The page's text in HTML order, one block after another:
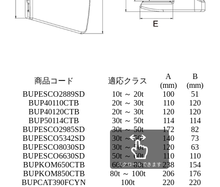
商品コード 適応クラス
A
(mm)
B
(mm)
BUPESCO2889SD
10t ～ 20t 100 51
BUP40110CTB
20t ～ 30t 110 120
BUP40120CTB
20t ～ 30t 120 120
BUP50114CTB
30t ～ 50t 114 114
BUPESCO2985SD
30t ～ 50t 172 82
BUPESCO5342SD
30t ～ 50t 140 73
BUPESCO8030SD
30t ～ 50t 120 63
BUPESCO6630SD
50t ～ 60t 110 110
BUPKOM650CTB
60t ～ 80t 238 154
BUPKOM850CTB
80t ～ 100t 206 176
BUPCAT390FCYN
100t 220 220
スクロールできます